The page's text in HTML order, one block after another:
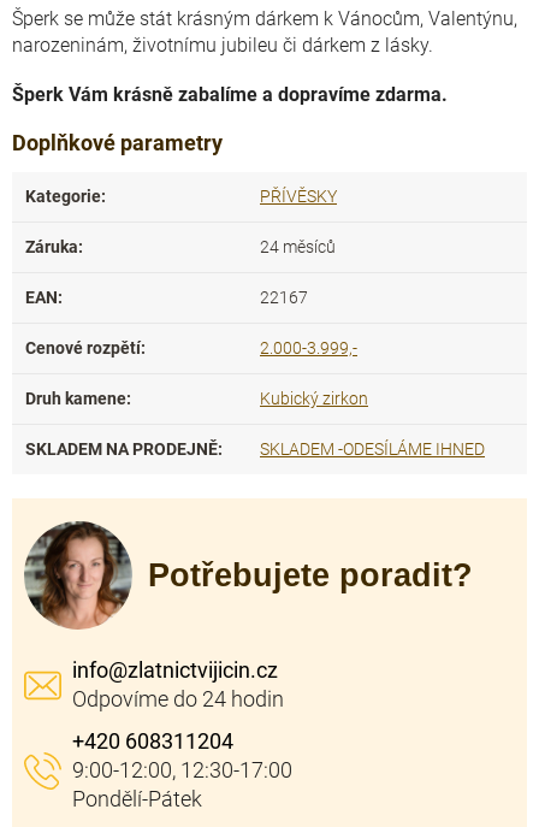
Šperk se může stát krásným dárkem k Vánocům, Valentýnu,
narozeninám, životnímu jubileu či dárkem z lásky.
Šperk Vám krásně zabalíme a dopravíme zdarma.
Doplňkové parametry
Kategorie: PŘÍVĚSKY
Záruka: 24 měsíců
EAN: 22167
Cenové rozpětí: 2.000-3.999,-
Druh kamene: Kubický zirkon
SKLADEM NA PRODEJNĚ: SKLADEM -ODESÍLÁME IHNED
Potřebujete poradit?
info@zlatnictvijicin.cz
+420 608311204